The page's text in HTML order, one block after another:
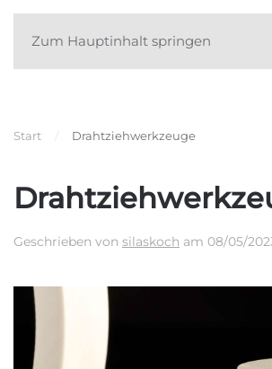
Zum Hauptinhalt springen
Start Drahtziehwerkzeuge
Geschrieben von silaskoch am 08/05/